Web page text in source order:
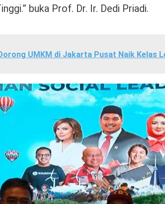
buka Prof. Dr. Ir. Dedi Priadi.
UMKM di Jakarta Pusat Naik Kelas